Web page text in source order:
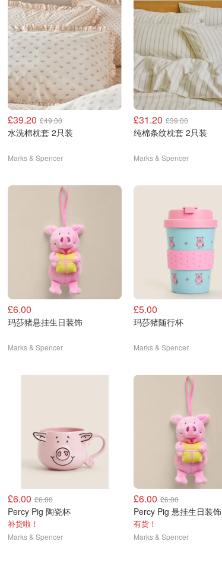
£39.20 £49.00
水洗棉枕套 2只装
Marks & Spencer
£31.20 £39.00
纯棉条纹枕套 2只装
Marks & Spencer
£6.00
玛莎猪悬挂生日装饰
Marks & Spencer
£5.00
玛莎猪随行杯
Marks & Spencer
£6.00 £6.00
Percy Pig 陶瓷杯
补货啦！
Marks & Spencer
£6.00 £6.00
Percy Pig 悬挂生日装饰
有货！
Marks & Spencer